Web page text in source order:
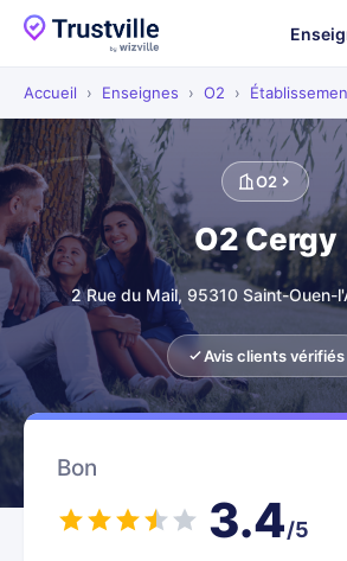
Accueil › Enseignes › O2 ›
O2
O2 Cergy
2 Rue du Mail, 95310 Saint-Ouen-
Avis clients vérifiés
Bon
3.4/5